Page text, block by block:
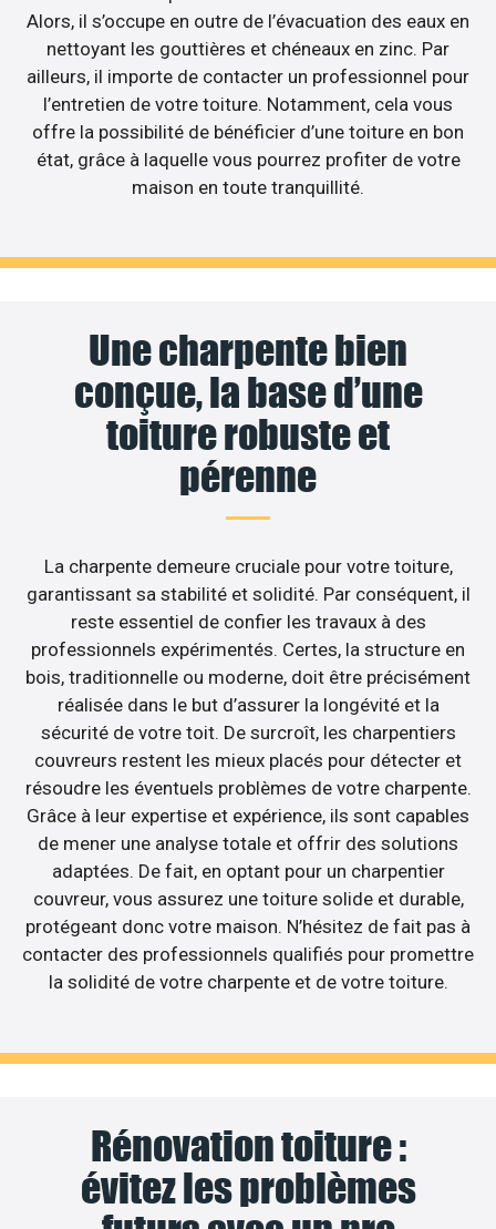
Alors, il s’occupe en outre de l’évacuation des eaux en
nettoyant les gouttières et chéneaux en zinc. Par
ailleurs, il importe de contacter un professionnel pour
l’entretien de votre toiture. Notamment, cela vous
offre la possibilité de bénéficier d’une toiture en bon
état, grâce à laquelle vous pourrez profiter de votre
maison en toute tranquillité.
Une charpente bien
conçue, la base d’une
toiture robuste et
pérenne
La charpente demeure cruciale pour votre toiture,
garantissant sa stabilité et solidité. Par conséquent, il
reste essentiel de confier les travaux à des
professionnels expérimentés. Certes, la structure en
bois, traditionnelle ou moderne, doit être précisément
réalisée dans le but d’assurer la longévité et la
sécurité de votre toit. De surcroît, les charpentiers
couvreurs restent les mieux placés pour détecter et
résoudre les éventuels problèmes de votre charpente.
Grâce à leur expertise et expérience, ils sont capables
de mener une analyse totale et offrir des solutions
adaptées. De fait, en optant pour un charpentier
couvreur, vous assurez une toiture solide et durable,
protégeant donc votre maison. N’hésitez de fait pas à
contacter des professionnels qualifiés pour promettre
la solidité de votre charpente et de votre toiture.
Rénovation toiture :
évitez les problèmes